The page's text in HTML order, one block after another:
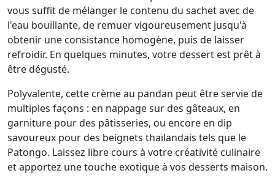
vous suffit de mélanger le contenu du sachet avec de
l'eau bouillante, de remuer vigoureusement jusqu'à
obtenir une consistance homogène, puis de laisser
refroidir. En quelques minutes, votre dessert est prêt à
être dégusté.
Polyvalente, cette crème au pandan peut être servie de
multiples façons : en nappage sur des gâteaux, en
garniture pour des pâtisseries, ou encore en dip
savoureux pour des beignets thaïlandais tels que le
Patongo. Laissez libre cours à votre créativité culinaire
et apportez une touche exotique à vos desserts maison.